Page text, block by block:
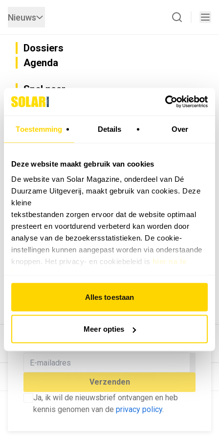
Toestemming Details Over
Deze website maakt gebruik van cookies
De website van Solar Magazine, onderdeel van Dé
Duurzame Uitgeverij, maakt gebruik van cookies. Deze
kleine
tekstbestanden zorgen ervoor dat de website optimaal
presteert en voortdurend verbeterd kan worden door
analyse van de bezoekersstatistieken. De cookie-
instellingen kunnen aangepast worden via onderstaande
knoppen. Het privacy- en cookiebeleid is hier na te
Alles toestaan
Meer opties
MELD U AAN VOOR ONZE
NIEUWSBRIEF
Blijf op de hoogte van het laatste nieuws!
Verzenden
Ja, ik wil de nieuwsbrief ontvangen en heb
kennis genomen van de privacy policy.
Nieuws
Dossiers
Agenda
Snel naar
Privacy
Nieuwsbrief
Vacatures
Installateurzoeker
Cookievoorkeuren wijzigen
English
Geef ons feedback
Vertel ons wat je van onze website vindt.
Tip de redactie
Bekijk hier de mogelijkheden.
© Dé Duurzame Uitgeverij